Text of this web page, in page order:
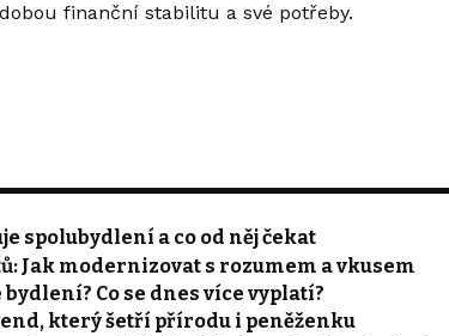
finanční stabilitu a své potřeby.
spolubydlení a co od něj čekat
Jak modernizovat s rozumem a vkusem
Co se dnes více vyplatí?
který šetří přírodu i peněženku